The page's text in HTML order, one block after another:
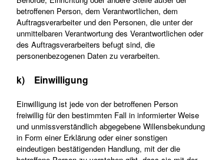
betroffenen Person, dem Verantwortlichen, dem
Auftragsverarbeiter und den Personen, die unter der
unmittelbaren Verantwortung des Verantwortlichen oder
des Auftragsverarbeiters befugt sind, die
personenbezogenen Daten zu verarbeiten.
k) Einwilligung
Einwilligung ist jede von der betroffenen Person
freiwillig für den bestimmten Fall in informierter Weise
und unmissverständlich abgegebene Willensbekundung
in Form einer Erklärung oder einer sonstigen
eindeutigen bestätigenden Handlung, mit der die